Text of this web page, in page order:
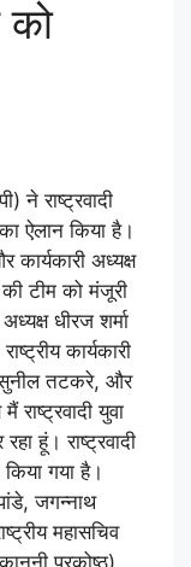
को
ने राष्ट्रवादी
ऐलान किया है।
कार्यकारी अध्यक्ष
टीम को मंजूरी
धीरज शर्मा
कार्यकारी
सुनील तटकरे, और
युवा
हूं। राष्ट्रवादी
गया है।
जगन्नाथ
महासचिव